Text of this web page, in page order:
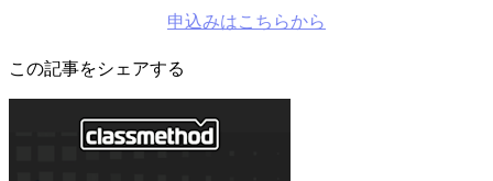
申込みはこちらから
この記事をシェアする